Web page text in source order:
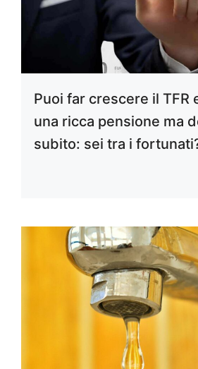
Puoi far crescere il TFR
una ricca pensione ma
subito: sei tra i